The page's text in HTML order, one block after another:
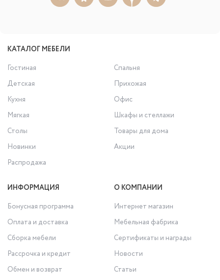
КАТАЛОГ МЕБЕЛИ
Гостиная
Спальня
Детская
Прихожая
Кухня
Офис
Мягкая
Шкафы и стеллажи
Столы
Товары для дома
Новинки
Акции
Распродажа
ИНФОРМАЦИЯ
Бонусная программа
Оплата и доставка
Сборка мебели
Рассрочка и кредит
Обмен и возврат
О КОМПАНИИ
Интернет магазин
Мебельная фабрика
Сертификаты и награды
Новости
Статьи